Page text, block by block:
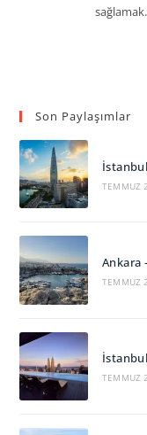
Son Paylaşımlar
TEMMUZ
Ankara
TEMMUZ
TEMMUZ